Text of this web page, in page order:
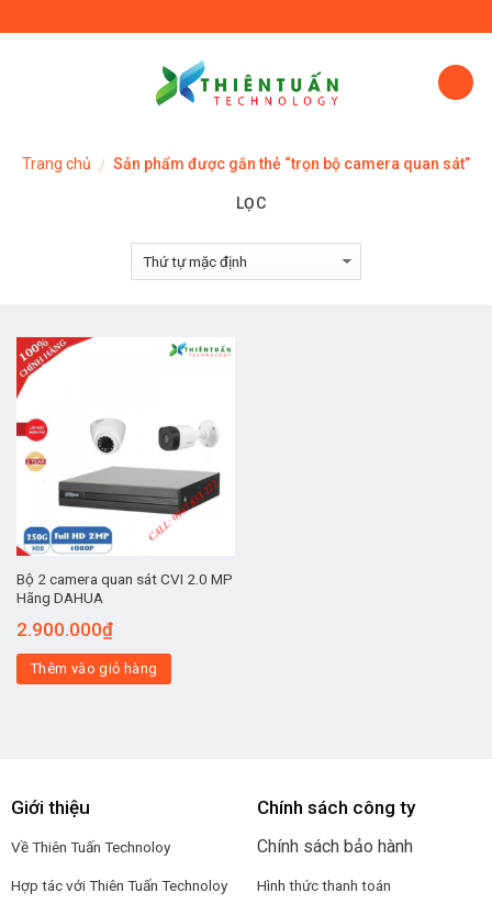
to
Trang chủ / Sản phẩm được gắn thẻ “trọn bộ camera quan sát”
LỌC
Bộ 2 camera quan sát CVI 2.0 MP
Hãng DAHUA
2.900.000₫
Thêm vào giỏ hàng
Giới thiệu
Về Thiên Tuấn Technoloy
Hợp tác với Thiên Tuấn Technoloy
Chính sách công ty
Chính sách bảo hành
Hình thức thanh toán